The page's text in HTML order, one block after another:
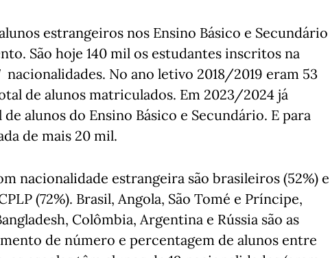
estrangeiros nos Ensino Básico e Secundário
São hoje 140 mil os estudantes inscritos na
nacionalidades. No ano letivo 2018/2019 eram 53
de alunos matriculados. Em 2023/2024 já
alunos do Ensino Básico e Secundário. E para
de mais 20 mil.
nacionalidade estrangeira são brasileiros (52%) e
(72%). Brasil, Angola, São Tomé e Príncipe,
Colômbia, Argentina e Rússia são as
de número e percentagem de alunos entre